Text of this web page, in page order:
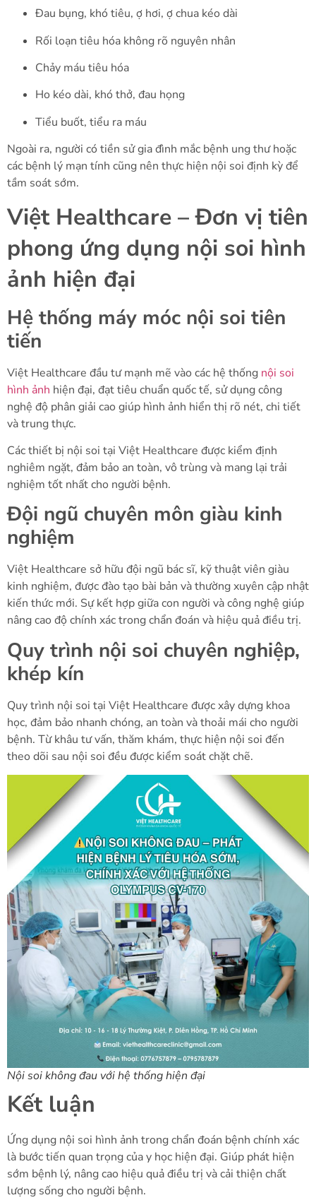
Đau bụng, khó tiêu, ợ hơi, ợ chua kéo dài
Rối loạn tiêu hóa không rõ nguyên nhân
Chảy máu tiêu hóa
Ho kéo dài, khó thở, đau họng
Tiểu buốt, tiểu ra máu
Ngoài ra, người có tiền sử gia đình mắc bệnh ung thư hoặc
các bệnh lý mạn tính cũng nên thực hiện nội soi định kỳ để
tầm soát sớm.
Việt Healthcare – Đơn vị tiên
phong ứng dụng nội soi hình
ảnh hiện đại
Hệ thống máy móc nội soi tiên
tiến
Việt Healthcare đầu tư mạnh mẽ vào các hệ thống nội soi
hình ảnh hiện đại, đạt tiêu chuẩn quốc tế, sử dụng công
nghệ độ phân giải cao giúp hình ảnh hiển thị rõ nét, chi tiết
và trung thực.
Các thiết bị nội soi tại Việt Healthcare được kiểm định
nghiêm ngặt, đảm bảo an toàn, vô trùng và mang lại trải
nghiệm tốt nhất cho người bệnh.
Đội ngũ chuyên môn giàu kinh
nghiệm
Việt Healthcare sở hữu đội ngũ bác sĩ, kỹ thuật viên giàu
kinh nghiệm, được đào tạo bài bản và thường xuyên cập nhật
kiến thức mới. Sự kết hợp giữa con người và công nghệ giúp
nâng cao độ chính xác trong chẩn đoán và hiệu quả điều trị.
Quy trình nội soi chuyên nghiệp,
khép kín
Quy trình nội soi tại Việt Healthcare được xây dựng khoa
học, đảm bảo nhanh chóng, an toàn và thoải mái cho người
bệnh. Từ khâu tư vấn, thăm khám, thực hiện nội soi đến
theo dõi sau nội soi đều được kiểm soát chặt chẽ.
Nội soi không đau với hệ thống hiện đại
Kết luận
Ứng dụng nội soi hình ảnh trong chẩn đoán bệnh chính xác
là bước tiến quan trọng của y học hiện đại. Giúp phát hiện
sớm bệnh lý, nâng cao hiệu quả điều trị và cải thiện chất
lượng sống cho người bệnh.